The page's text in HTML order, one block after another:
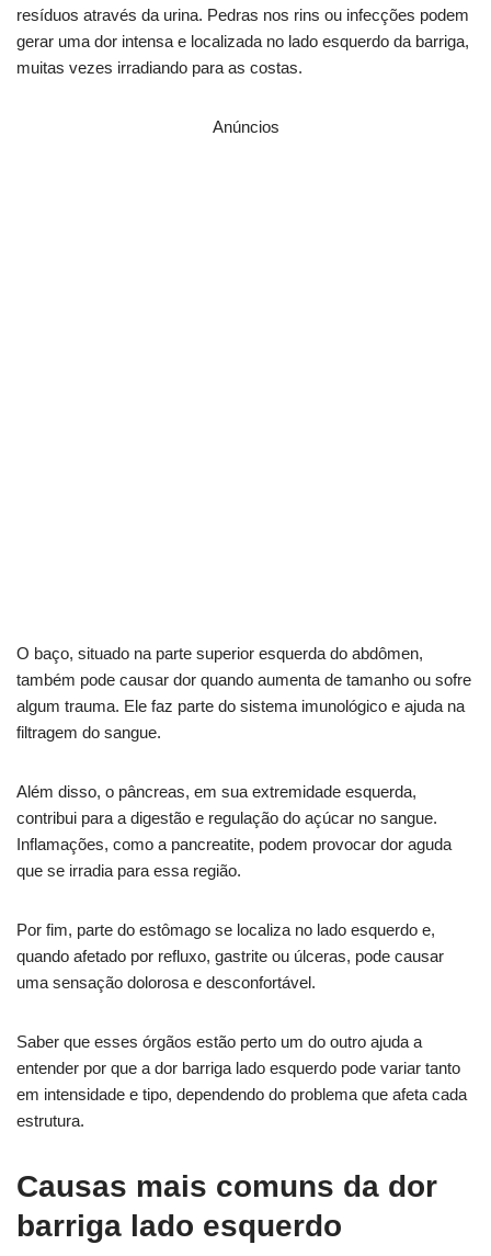
resíduos através da urina. Pedras nos rins ou infecções podem
gerar uma dor intensa e localizada no lado esquerdo da barriga,
muitas vezes irradiando para as costas.
Anúncios
O baço, situado na parte superior esquerda do abdômen,
também pode causar dor quando aumenta de tamanho ou sofre
algum trauma. Ele faz parte do sistema imunológico e ajuda na
filtragem do sangue.
Além disso, o pâncreas, em sua extremidade esquerda,
contribui para a digestão e regulação do açúcar no sangue.
Inflamações, como a pancreatite, podem provocar dor aguda
que se irradia para essa região.
Por fim, parte do estômago se localiza no lado esquerdo e,
quando afetado por refluxo, gastrite ou úlceras, pode causar
uma sensação dolorosa e desconfortável.
Saber que esses órgãos estão perto um do outro ajuda a
entender por que a dor barriga lado esquerdo pode variar tanto
em intensidade e tipo, dependendo do problema que afeta cada
estrutura.
Causas mais comuns da dor
barriga lado esquerdo